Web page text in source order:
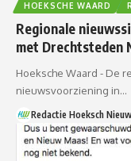
HOEKSCHE WAARD
Regionale
met Drechtsteden
Hoeksche Waard - De
nieuwsvoorziening in…
Redactie Hoeksch